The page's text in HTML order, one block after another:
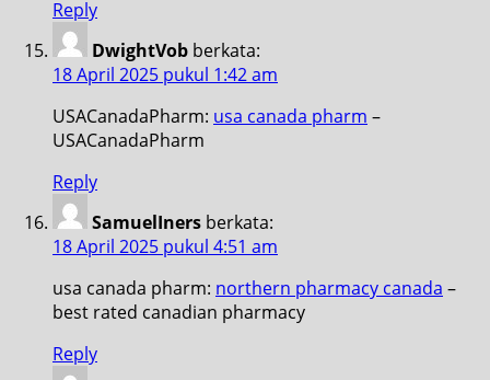
Reply
DwightVob berkata:
18 April 2025 pukul 1:42 am
USACanadaPharm: usa canada pharm –
USACanadaPharm
Reply
SamuelIners berkata:
18 April 2025 pukul 4:51 am
usa canada pharm: northern pharmacy canada –
best rated canadian pharmacy
Reply